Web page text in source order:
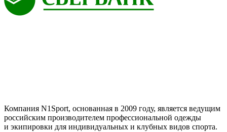
Компания N1Sport, основанная в 2009 году, является ведущим
российским производителем профессиональной одежды
и экипировки для индивидуальных и клубных видов спорта.